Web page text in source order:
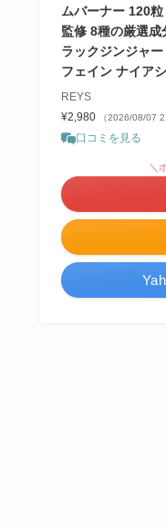
ムバーナー 120
監修 8種の厳選
ラックジンジャ
フェイン ナイア
REYS
¥2,980
（2026/08/07
口コミを見る
＼